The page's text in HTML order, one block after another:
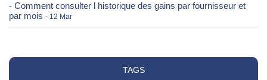
- Comment consulter l historique des gains par fournisseur et
par mois - 12 Mar
TAGS